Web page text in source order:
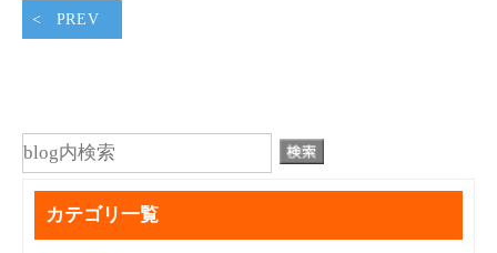
PREV
カテゴリ一覧